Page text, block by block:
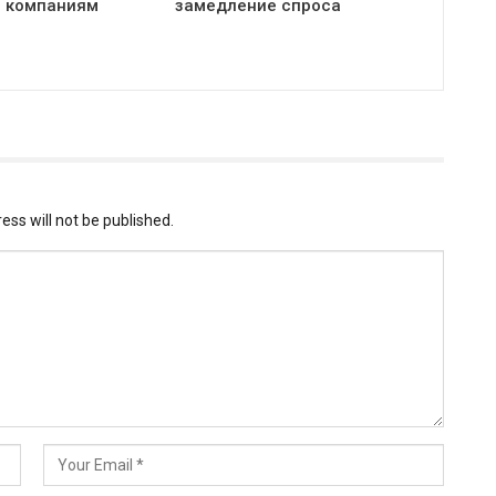
компаниям замедление спроса
will not be published.